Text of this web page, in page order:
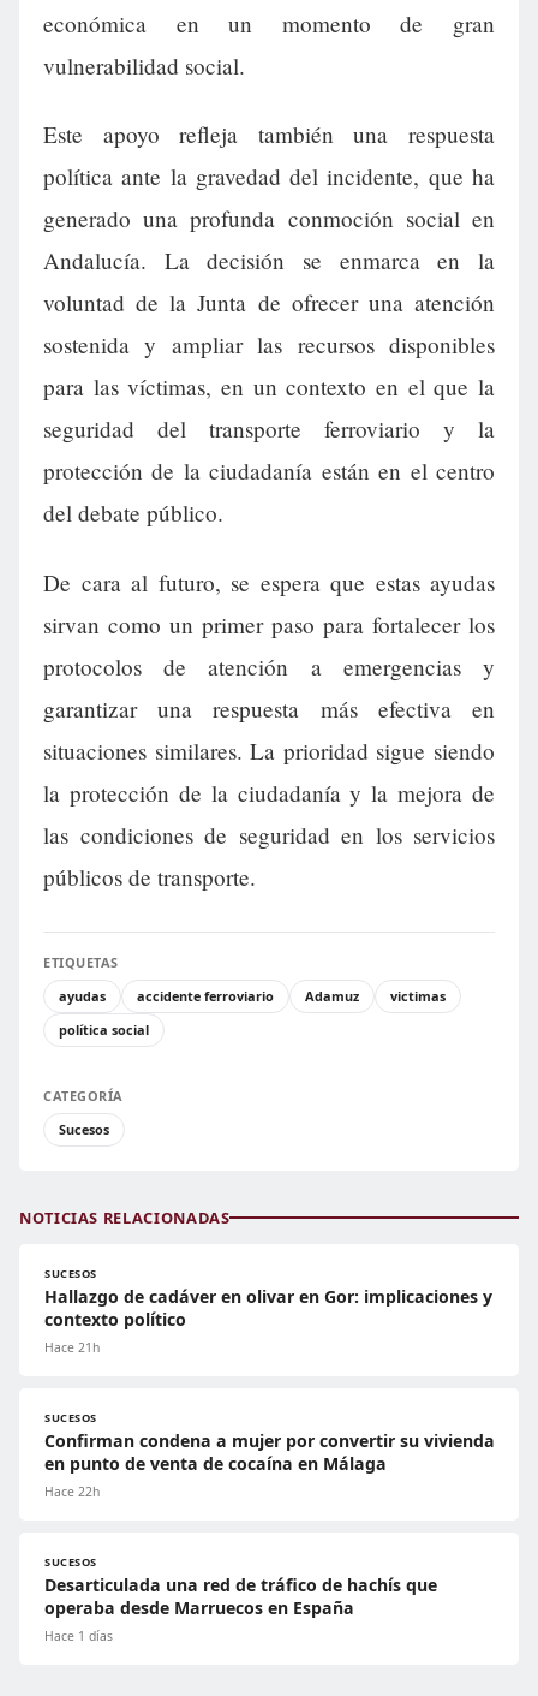
económica en un momento de gran
vulnerabilidad social.
Este apoyo refleja también una respuesta
política ante la gravedad del incidente, que ha
generado una profunda conmoción social en
Andalucía. La decisión se enmarca en la
voluntad de la Junta de ofrecer una atención
sostenida y ampliar las recursos disponibles
para las víctimas, en un contexto en el que la
seguridad del transporte ferroviario y la
protección de la ciudadanía están en el centro
del debate público.
De cara al futuro, se espera que estas ayudas
sirvan como un primer paso para fortalecer los
protocolos de atención a emergencias y
garantizar una respuesta más efectiva en
situaciones similares. La prioridad sigue siendo
la protección de la ciudadanía y la mejora de
las condiciones de seguridad en los servicios
públicos de transporte.
ETIQUETAS
ayudas
accidente ferroviario Adamuz
victimas
política social
CATEGORÍA
Sucesos
NOTICIAS RELACIONADAS
SUCESOS
Hallazgo de cadáver en olivar en Gor: implicaciones y
contexto político
Hace 21h
SUCESOS
Confirman condena a mujer por convertir su vivienda
en punto de venta de cocaína en Málaga
Hace 22h
SUCESOS
Desarticulada una red de tráfico de hachís que
operaba desde Marruecos en España
Hace 1 días